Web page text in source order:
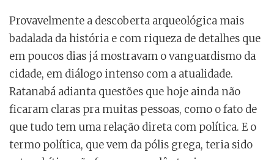
Provavelmente a descoberta arqueológica mais
badalada da história e com riqueza de detalhes que
em poucos dias já mostravam o vanguardismo da
cidade, em diálogo intenso com a atualidade.
Ratanabá adianta questões que hoje ainda não
ficaram claras pra muitas pessoas, como o fato de
que tudo tem uma relação direta com política. E o
termo política, que vem da pólis grega, teria sido